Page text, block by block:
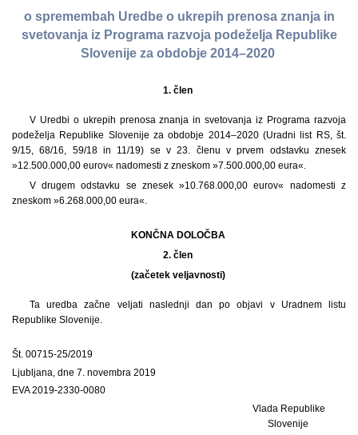
o spremembah Uredbe o ukrepih prenosa znanja in
svetovanja iz Programa razvoja podeželja Republike
Slovenije za obdobje 2014–2020
1. člen
V Uredbi o ukrepih prenosa znanja in svetovanja iz Programa razvoja
podeželja Republike Slovenije za obdobje 2014–2020 (Uradni list RS, št.
9/15, 68/16, 59/18 in 11/19) se v 23. členu v prvem odstavku znesek
»12.500.000,00 eurov« nadomesti z zneskom »7.500.000,00 eura«.
V drugem odstavku se znesek »10.768.000,00 eurov« nadomesti z
zneskom »6.268.000,00 eura«.
KONČNA DOLOČBA
2. člen
(začetek veljavnosti)
Ta uredba začne veljati naslednji dan po objavi v Uradnem listu
Republike Slovenije.
Št. 00715-25/2019
Ljubljana, dne 7. novembra 2019
EVA 2019-2330-0080
Vlada Republike
Slovenije